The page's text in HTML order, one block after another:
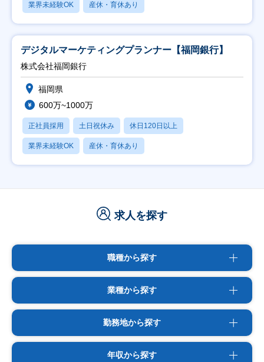
業界未経験OK 産休・育休あり
デジタルマーケティングプランナー【福岡銀行】
株式会社福岡銀行
福岡県
600万~1000万
正社員採用 土日祝休み 休日120日以上
業界未経験OK 産休・育休あり
求人を探す
職種から探す
業種から探す
勤務地から探す
年収から探す